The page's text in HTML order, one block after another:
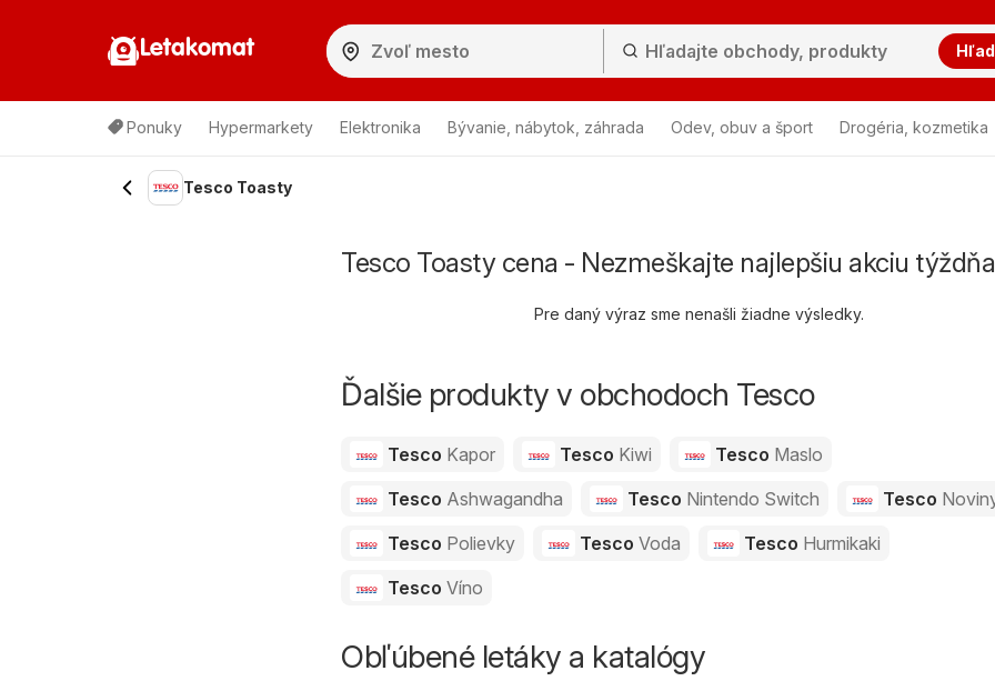
Letakomat
Ponuky Hypermarkety Elektronika Bývanie, nábytok, záhrada Odev, obuv a šport Drogéria, kozmetika
Tesco Toasty
Tesco Toasty cena - Nezmeškajte najlepšiu akciu týždňa
Pre daný výraz sme nenašli žiadne výsledky.
Ďalšie produkty v obchodoch Tesco
Tesco Kapor Tesco Kiwi Tesco Maslo
Tesco Ashwagandha Tesco Nintendo Switch Tesco
Tesco Polievky Tesco Voda Tesco Hurmikaki
Tesco Víno
Obľúbené letáky a katalógy